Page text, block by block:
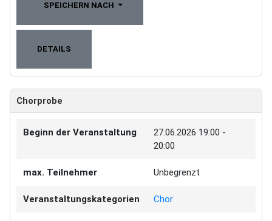
SPEICHERN NACH
DETAILS
Chorprobe
Beginn der Veranstaltung 27.06.2026 19:00 -
20:00
max. Teilnehmer Unbegrenzt
Veranstaltungskategorien Chor